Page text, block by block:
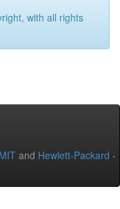
with all rights
MIT and Hewlett-Packard -